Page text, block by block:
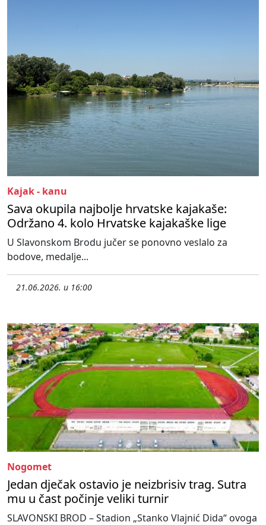
Kajak - kanu
Sava okupila najbolje hrvatske kajakaše:
Održano 4. kolo Hrvatske kajakaške lige
U Slavonskom Brodu jučer se ponovno veslalo za
bodove, medalje...
21.06.2026. u 16:00
Nogomet
Jedan dječak ostavio je neizbrisiv trag. Sutra
mu u čast počinje veliki turnir
SLAVONSKI BROD – Stadion „Stanko Vlajnić Dida“ ovoga